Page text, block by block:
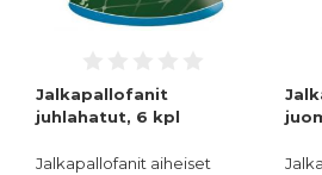
Jalkapallofanit
juhlahatut, 6 kpl
Jalkapallofanit aiheiset